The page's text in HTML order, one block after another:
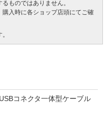
ものではありません。
入時に各ショップ店頭にてご確
コネクタ一体型ケーブル